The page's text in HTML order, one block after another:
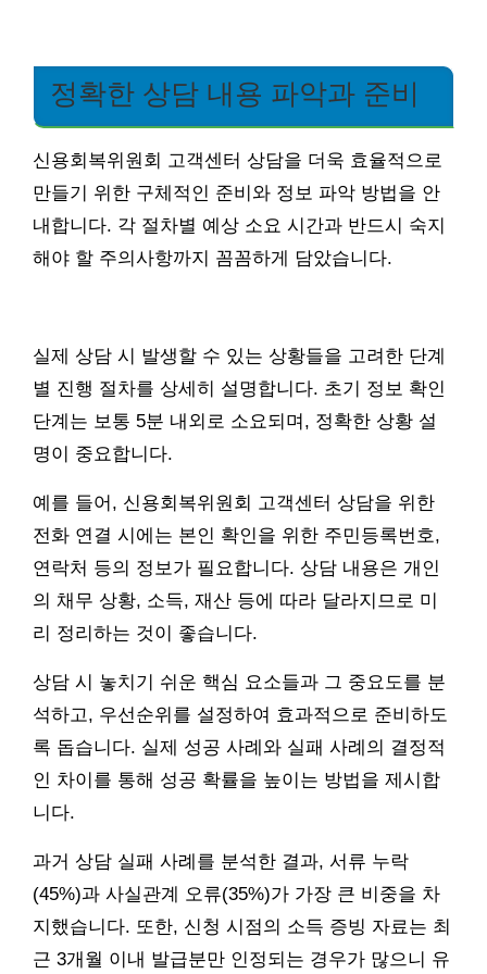
정확한 상담 내용 파악과 준비
신용회복위원회 고객센터 상담을 더욱 효율적으로
만들기 위한 구체적인 준비와 정보 파악 방법을 안
내합니다. 각 절차별 예상 소요 시간과 반드시 숙지
해야 할 주의사항까지 꼼꼼하게 담았습니다.
실제 상담 시 발생할 수 있는 상황들을 고려한 단계
별 진행 절차를 상세히 설명합니다. 초기 정보 확인
단계는 보통 5분 내외로 소요되며, 정확한 상황 설
명이 중요합니다.
예를 들어, 신용회복위원회 고객센터 상담을 위한
전화 연결 시에는 본인 확인을 위한 주민등록번호,
연락처 등의 정보가 필요합니다. 상담 내용은 개인
의 채무 상황, 소득, 재산 등에 따라 달라지므로 미
리 정리하는 것이 좋습니다.
상담 시 놓치기 쉬운 핵심 요소들과 그 중요도를 분
석하고, 우선순위를 설정하여 효과적으로 준비하도
록 돕습니다. 실제 성공 사례와 실패 사례의 결정적
인 차이를 통해 성공 확률을 높이는 방법을 제시합
니다.
과거 상담 실패 사례를 분석한 결과, 서류 누락
(45%)과 사실관계 오류(35%)가 가장 큰 비중을 차
지했습니다. 또한, 신청 시점의 소득 증빙 자료는 최
근 3개월 이내 발급분만 인정되는 경우가 많으니 유